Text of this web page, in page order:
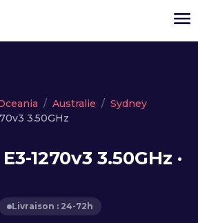
Cloud serveur
VPS
Serveurs dédiés
API
Australie
Sydney
3.50GHz
1270v3 3.50GHz ·
Livraison : 24-72h